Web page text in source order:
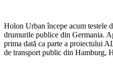
Holon Urban începe acum testele
drumurile publice din Germania.
prima dată ca parte a proiectului
de transport public din Hamburg,